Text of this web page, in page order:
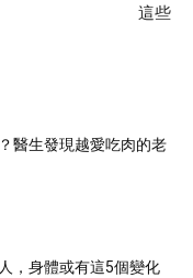
這些
醫生發現越愛吃肉的老
，身體或有這5個變化